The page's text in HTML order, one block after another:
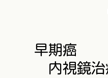
早期癌
内視鏡治